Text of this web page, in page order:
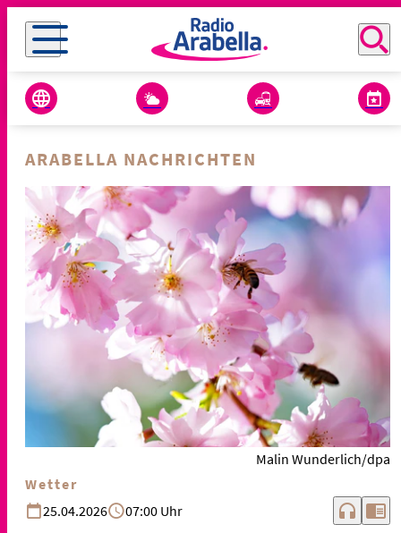
ARABELLA NACHRICHTEN
Malin Wunderlich/dpa
Wetter
25.04.2026
07:00 Uhr headphones chrome_reader_mode